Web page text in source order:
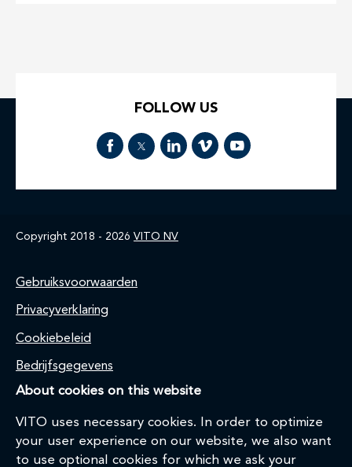
FOLLOW US
Copyright 2018 - 2026 VITO NV
Footer
Gebruiksvoorwaarden
Privacyverklaring
Cookiebeleid
Bedrijfsgegevens
About cookies on this website
VITO uses necessary cookies. In order to optimize
your user experience on our website, we also want
to use optional cookies for which we ask your